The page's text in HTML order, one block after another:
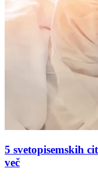
5 svetopisemskih
več